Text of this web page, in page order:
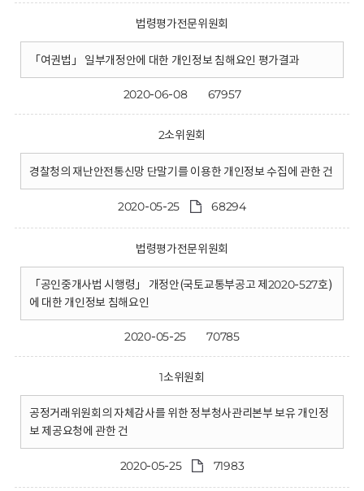
법령평가전문위원회
「여권법」 일부개정안에 대한 개인정보 침해요인 평가결과
2020-06-08 67957
2소위원회
경찰청의 재난안전통신망 단말기를 이용한 개인정보 수집에 관한 건
2020-05-25 68294
법령평가전문위원회
「공인중개사법 시행령」 개정안(국토교통부공고 제2020-527호)
에 대한 개인정보 침해요인
2020-05-25 70785
1소위원회
공정거래위원회의 자체감사를 위한 정부청사관리본부 보유 개인정
보 제공요청에 관한 건
2020-05-25 71983